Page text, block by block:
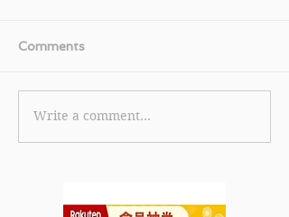
【Lenovo 優惠】訂單包
含指定電腦型號 - 消費滿
2022年4月30日)
Comments
Write a comment...